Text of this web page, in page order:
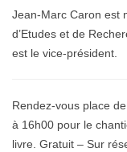
Jean-Marc Caron est
d’Etudes et de
est le vice-président.
Rendez-vous place
à 16h00 pour le
livre. Gratuit – Sur